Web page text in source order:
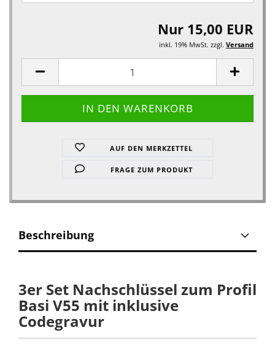
Nur 15,00 EUR
inkl. 19% MwSt. zzgl. Versand
AUF DEN MERKZETTEL
FRAGE ZUM PRODUKT
Beschreibung
3er Set Nachschlüssel zum Profil
Basi V55 mit inklusive
Codegravur